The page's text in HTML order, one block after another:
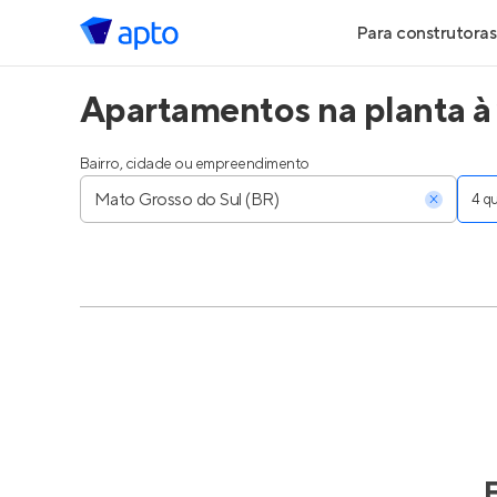
Para construtoras
Geração de
Geração de
Apartamentos na planta
Bairro, cidade ou empreendimento
4